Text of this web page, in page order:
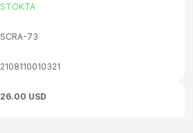
STOKTA
SCRA-73
2108110010321
26.00 USD